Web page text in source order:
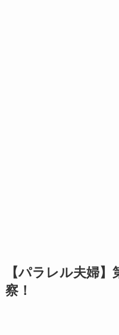
【パラレル夫婦
察！